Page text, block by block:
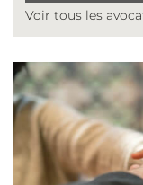
Voir tous les